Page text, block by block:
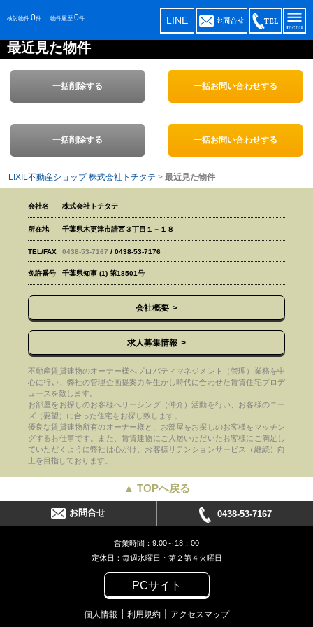
検討物件 0件 物件履歴 0件 LINE
最近見た物件
一括削除する 一括お問い合わせする
一括削除する 一括お問い合わせする
LIXIL不動産ショップ 株式会社トチタテ > 最近見た物件
会社名 株式会社トチタテ
所在地 千葉県木更津市請西３丁目１－１８
TEL/FAX 0438-53-7167 / 0438-53-7176
免許番号 千葉県知事 (1) 第18501号
会社概要
求人募集情報
不動産賃貸建物のオーナー様へプロパティマネジメント（管理）業務を中
心に行い、弊社の管理企画提案力を生かし時代に合わせた賃貸住宅プロデ
ュースを致します。
お部屋をお探しのお客様へリーシング（仲介）活動を行い、お客様のニー
ズ（要望）に合った住宅をお探し致します。
優良な賃貸建物所有のオーナー様と、お部屋をお探しのお客様をマッチン
グするお仕事です。また、賃貸建物にご入居いただいたお客様にご満足し
ていただくように弊社は心がけ、お客様リテンションサービス（継続）向
上を目指しております。
▲ TOPへ戻る
お問合せ 0438-53-7167
営業時間：9:00～18：00
定休日：毎週水曜日・第２第４火曜日
PCサイト
個人情報 利用規約 アクセスマップ